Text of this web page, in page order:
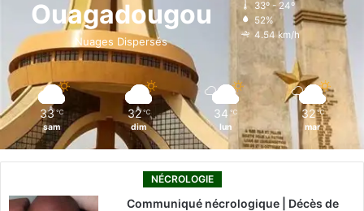
o
k
i
n
r
Ouagadougou
Nuages Dispersés
33º - 24º
52%
4.54 km/h
33 ℃
sam
32 ℃
dim
34 ℃
lun
32 ℃
mar
NÉCROLOGIE
Communiqué nécrologique | Décès de